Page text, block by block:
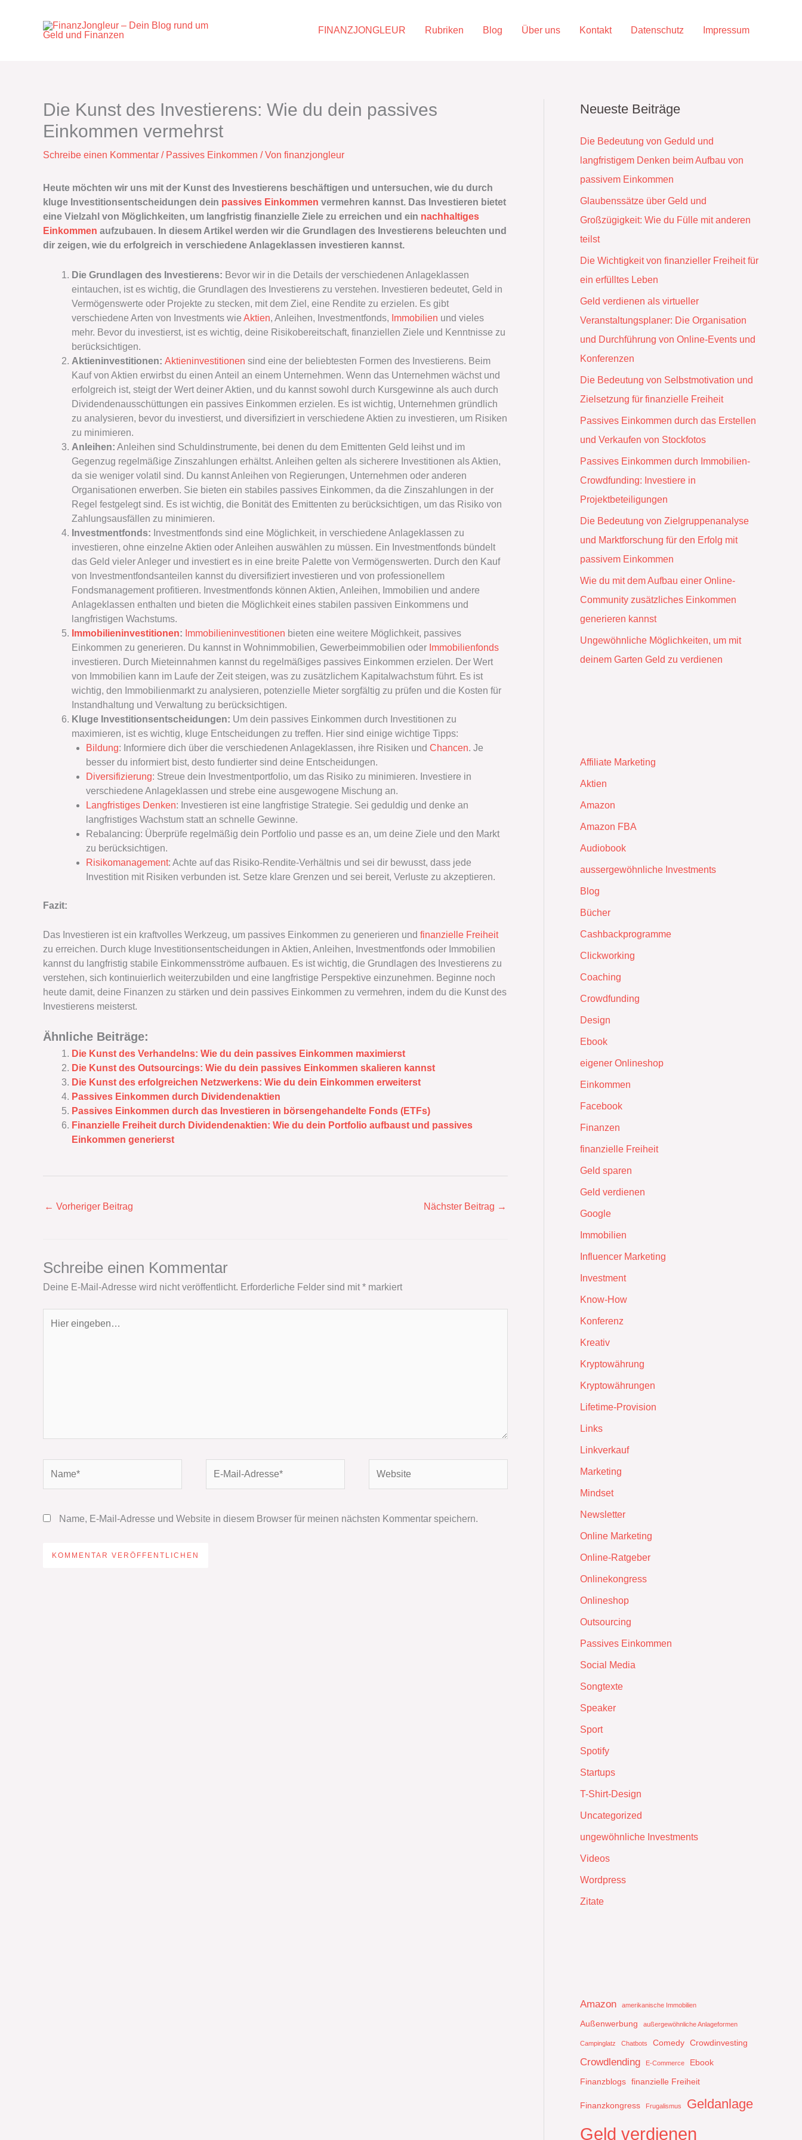
FINANZJONGLEUR Rubriken Blog Über uns Kontakt Datenschutz Impressum
Die Kunst des Investierens: Wie du dein passives
Einkommen vermehrst
Schreibe einen Kommentar / Passives Einkommen / Von finanzjongleur
Heute möchten wir uns mit der Kunst des Investierens beschäftigen und untersuchen, wie du durch
kluge Investitionsentscheidungen dein passives Einkommen vermehren kannst. Das Investieren bietet
eine Vielzahl von Möglichkeiten, um langfristig finanzielle Ziele zu erreichen und ein nachhaltiges
Einkommen aufzubauen. In diesem Artikel werden wir die Grundlagen des Investierens beleuchten und
dir zeigen, wie du erfolgreich in verschiedene Anlageklassen investieren kannst.
Die Grundlagen des Investierens: Bevor wir in die Details der verschiedenen Anlageklassen
eintauchen, ist es wichtig, die Grundlagen des Investierens zu verstehen. Investieren bedeutet, Geld in
Vermögenswerte oder Projekte zu stecken, mit dem Ziel, eine Rendite zu erzielen. Es gibt
verschiedene Arten von Investments wie Aktien, Anleihen, Investmentfonds, Immobilien und vieles
mehr. Bevor du investierst, ist es wichtig, deine Risikobereitschaft, finanziellen Ziele und Kenntnisse zu
berücksichtigen.
Aktieninvestitionen: Aktieninvestitionen sind eine der beliebtesten Formen des Investierens. Beim
Kauf von Aktien erwirbst du einen Anteil an einem Unternehmen. Wenn das Unternehmen wächst und
erfolgreich ist, steigt der Wert deiner Aktien, und du kannst sowohl durch Kursgewinne als auch durch
Dividendenausschüttungen ein passives Einkommen erzielen. Es ist wichtig, Unternehmen gründlich
zu analysieren, bevor du investierst, und diversifiziert in verschiedene Aktien zu investieren, um Risiken
zu minimieren.
Anleihen: Anleihen sind Schuldinstrumente, bei denen du dem Emittenten Geld leihst und im
Gegenzug regelmäßige Zinszahlungen erhältst. Anleihen gelten als sicherere Investitionen als Aktien,
da sie weniger volatil sind. Du kannst Anleihen von Regierungen, Unternehmen oder anderen
Organisationen erwerben. Sie bieten ein stabiles passives Einkommen, da die Zinszahlungen in der
Regel festgelegt sind. Es ist wichtig, die Bonität des Emittenten zu berücksichtigen, um das Risiko von
Zahlungsausfällen zu minimieren.
Investmentfonds: Investmentfonds sind eine Möglichkeit, in verschiedene Anlageklassen zu
investieren, ohne einzelne Aktien oder Anleihen auswählen zu müssen. Ein Investmentfonds bündelt
das Geld vieler Anleger und investiert es in eine breite Palette von Vermögenswerten. Durch den Kauf
von Investmentfondsanteilen kannst du diversifiziert investieren und von professionellem
Fondsmanagement profitieren. Investmentfonds können Aktien, Anleihen, Immobilien und andere
Anlageklassen enthalten und bieten die Möglichkeit eines stabilen passiven Einkommens und
langfristigen Wachstums.
Immobilieninvestitionen: Immobilieninvestitionen bieten eine weitere Möglichkeit, passives
Einkommen zu generieren. Du kannst in Wohnimmobilien, Gewerbeimmobilien oder Immobilienfonds
investieren. Durch Mieteinnahmen kannst du regelmäßiges passives Einkommen erzielen. Der Wert
von Immobilien kann im Laufe der Zeit steigen, was zu zusätzlichem Kapitalwachstum führt. Es ist
wichtig, den Immobilienmarkt zu analysieren, potenzielle Mieter sorgfältig zu prüfen und die Kosten für
Instandhaltung und Verwaltung zu berücksichtigen.
Kluge Investitionsentscheidungen: Um dein passives Einkommen durch Investitionen zu
maximieren, ist es wichtig, kluge Entscheidungen zu treffen. Hier sind einige wichtige Tipps:
Bildung: Informiere dich über die verschiedenen Anlageklassen, ihre Risiken und Chancen. Je
besser du informiert bist, desto fundierter sind deine Entscheidungen.
Diversifizierung: Streue dein Investmentportfolio, um das Risiko zu minimieren. Investiere in
verschiedene Anlageklassen und strebe eine ausgewogene Mischung an.
Langfristiges Denken: Investieren ist eine langfristige Strategie. Sei geduldig und denke an
langfristiges Wachstum statt an schnelle Gewinne.
Rebalancing: Überprüfe regelmäßig dein Portfolio und passe es an, um deine Ziele und den Markt
zu berücksichtigen.
Risikomanagement: Achte auf das Risiko-Rendite-Verhältnis und sei dir bewusst, dass jede
Investition mit Risiken verbunden ist. Setze klare Grenzen und sei bereit, Verluste zu akzeptieren.
Fazit:
Das Investieren ist ein kraftvolles Werkzeug, um passives Einkommen zu generieren und finanzielle Freiheit
zu erreichen. Durch kluge Investitionsentscheidungen in Aktien, Anleihen, Investmentfonds oder Immobilien
kannst du langfristig stabile Einkommensströme aufbauen. Es ist wichtig, die Grundlagen des Investierens zu
verstehen, sich kontinuierlich weiterzubilden und eine langfristige Perspektive einzunehmen. Beginne noch
heute damit, deine Finanzen zu stärken und dein passives Einkommen zu vermehren, indem du die Kunst des
Investierens meisterst.
Ähnliche Beiträge:
Die Kunst des Verhandelns: Wie du dein passives Einkommen maximierst
Die Kunst des Outsourcings: Wie du dein passives Einkommen skalieren kannst
Die Kunst des erfolgreichen Netzwerkens: Wie du dein Einkommen erweiterst
Passives Einkommen durch Dividendenaktien
Passives Einkommen durch das Investieren in börsengehandelte Fonds (ETFs)
Finanzielle Freiheit durch Dividendenaktien: Wie du dein Portfolio aufbaust und passives
Einkommen generierst
← Vorheriger Beitrag Nächster Beitrag →
Schreibe einen Kommentar
Deine E-Mail-Adresse wird nicht veröffentlicht. Erforderliche Felder sind mit * markiert
eingeben…
Mail-
Name, E-Mail-Adresse und Website in diesem Browser für meinen nächsten Kommentar speichern.
Neueste Beiträge
Die Bedeutung von Geduld und
langfristigem Denken beim Aufbau von
passivem Einkommen
Glaubenssätze über Geld und
Großzügigkeit: Wie du Fülle mit anderen
teilst
Die Wichtigkeit von finanzieller Freiheit für
ein erfülltes Leben
Geld verdienen als virtueller
Veranstaltungsplaner: Die Organisation
und Durchführung von Online-Events und
Konferenzen
Die Bedeutung von Selbstmotivation und
Zielsetzung für finanzielle Freiheit
Passives Einkommen durch das Erstellen
und Verkaufen von Stockfotos
Passives Einkommen durch Immobilien-
Crowdfunding: Investiere in
Projektbeteiligungen
Die Bedeutung von Zielgruppenanalyse
und Marktforschung für den Erfolg mit
passivem Einkommen
Wie du mit dem Aufbau einer Online-
Community zusätzliches Einkommen
generieren kannst
Ungewöhnliche Möglichkeiten, um mit
deinem Garten Geld zu verdienen
Affiliate Marketing
Aktien
Amazon
Amazon FBA
Audiobook
aussergewöhnliche Investments
Blog
Bücher
Cashbackprogramme
Clickworking
Coaching
Crowdfunding
Design
Ebook
eigener Onlineshop
Einkommen
Facebook
Finanzen
finanzielle Freiheit
Geld sparen
Geld verdienen
Google
Immobilien
Influencer Marketing
Investment
Know-How
Konferenz
Kreativ
Kryptowährung
Kryptowährungen
Lifetime-Provision
Links
Linkverkauf
Marketing
Mindset
Newsletter
Online Marketing
Online-Ratgeber
Onlinekongress
Onlineshop
Outsourcing
Passives Einkommen
Social Media
Songtexte
Speaker
Sport
Spotify
Startups
T-Shirt-Design
Uncategorized
ungewöhnliche Investments
Videos
Wordpress
Zitate
Amazon amerikanische Immobilien
Außenwerbung außergewöhnliche Anlageformen
Campinglatz Chatbots Comedy Crowdinvesting
Crowdlending E-Commerce
Ebook
Finanzblogs finanzielle Freiheit
Finanzkongress Frugalismus Geldanlage
Geld verdienen